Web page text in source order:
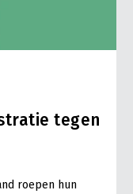
tegen
roepen hun